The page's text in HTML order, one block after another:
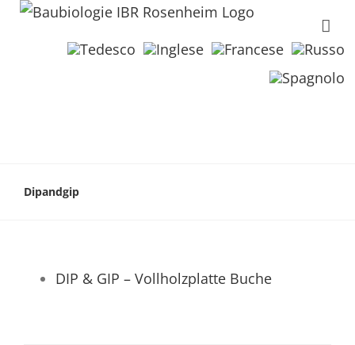
Dipandgip
DIP & GIP – Vollholzplatte Buche